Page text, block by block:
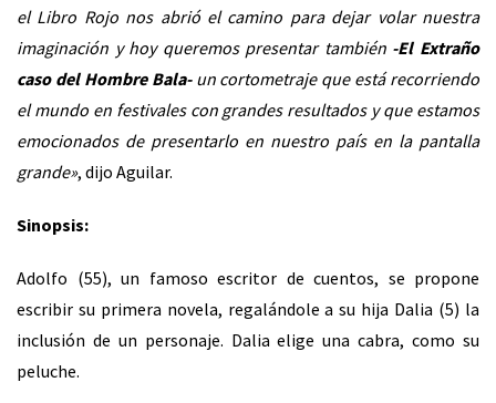
el Libro Rojo nos abrió el camino para dejar volar nuestra
imaginación y hoy queremos presentar también -El Extraño
caso del Hombre Bala-un cortometraje que está recorriendo
el mundo en festivales con grandes resultados y que estamos
emocionados de presentarlo en nuestro país en la pantalla
grande», dijo Aguilar.
Sinopsis:
Adolfo (55), un famoso escritor de cuentos, se propone
escribir su primera novela, regalándole a su hija Dalia (5) la
inclusión de un personaje. Dalia elige una cabra, como su
peluche.